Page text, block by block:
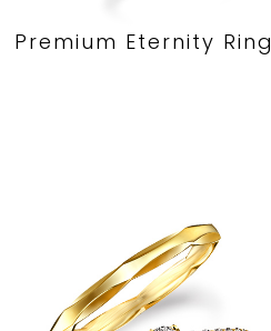
Premium Eternity Ring